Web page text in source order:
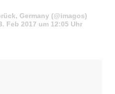
Germany (@imagos)
Feb 2017 um 12:05 Uhr